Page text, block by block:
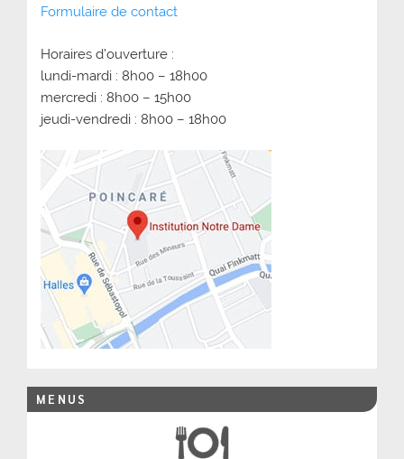
Formulaire de contact
Horaires d’ouverture :
lundi-mardi : 8h00 – 18h00
mercredi : 8h00 – 15h00
jeudi-vendredi : 8h00 – 18h00
MENUS